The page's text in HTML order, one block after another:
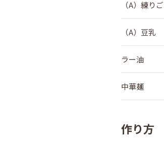
（A）練り
（A）豆乳
ラー油
中華麺
作り方